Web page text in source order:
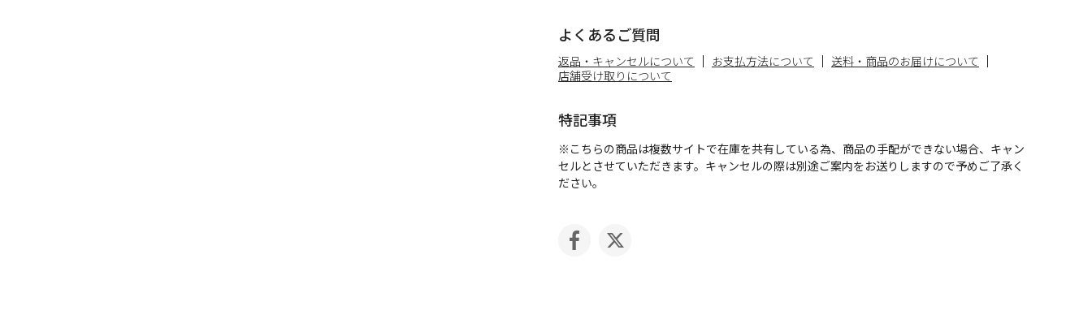
よくあるご質問
返品・キャンセルについて お支払方法について
送料・商品のお届けについて
店舗受け取りについて
特記事項
※こちらの商品は複数サイトで在庫を共有している為、商品の手配ができない場合、キャン
セルとさせていただきます。キャンセルの際は別途ご案内をお送りしますので予めご了承く
ださい。